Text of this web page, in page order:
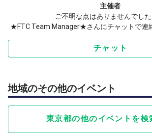
主催者
ご不明な点はありませんでした
★FTC Team Manager★さんにチャットで連
チャット
地域のその他のイベント
東京都の他のイベントを検